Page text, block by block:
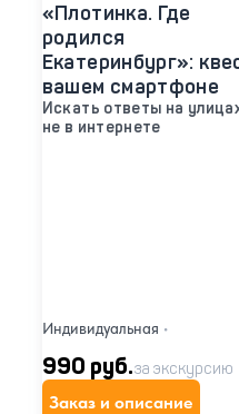
«Плотинка. Где
родился
Екатеринбург»:
вашем смартфоне
Искать ответы на
не в интернете
Индивидуальная •
990 руб.за экскурсию
Заказ и описание